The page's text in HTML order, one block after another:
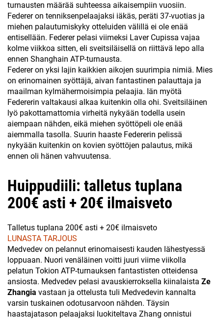
turnausten määrää suhteessa aikaisempiin vuosiin.
Federer on tenniksenpelaajaksi iäkäs, peräti 37-vuotias ja
miehen palautumiskyky otteluiden välillä ei ole enää
entisellään. Federer pelasi viimeksi Laver Cupissa vajaa
kolme viikkoa sitten, eli sveitsiläisellä on riittävä lepo alla
ennen Shanghain ATP-turnausta.
Federer on yksi lajin kaikkien aikojen suurimpia nimiä. Mies
on erinomainen syöttäjä, aivan fantastinen palauttaja ja
maailman kylmähermoisimpia pelaajia. Iän myötä
Federerin valtakausi alkaa kuitenkin olla ohi. Sveitsiläinen
lyö pakottamattomia virheitä nykyään todella usein
aiempaan nähden, eikä miehen syöttöpeli ole enää
aiemmalla tasolla. Suurin haaste Federerin pelissä
nykyään kuitenkin on kovien syöttöjen palautus, mikä
ennen oli hänen vahvuutensa.
Huippudiili: talletus tuplana
200€ asti + 20€ ilmaisveto
Talletus tuplana 200€ asti + 20€ ilmaisveto
LUNASTA TARJOUS
Medvedev on pelannut erinomaisesti kauden lähestyessä
loppuaan. Nuori venäläinen voitti juuri viime viikolla
pelatun Tokion ATP-turnauksen fantastisten otteidensa
ansiosta. Medvedev pelasi avauskierroksella kiinalaista Ze
Zhangia vastaan ja ottelusta tuli Medvedevin kannalta
varsin tuskainen odotusarvoon nähden. Täysin
haastajatason pelaajaksi luokiteltava Zhang onnistui